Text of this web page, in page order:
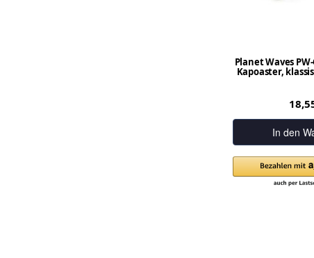
Planet Waves PW-
Kapoaster,
In den